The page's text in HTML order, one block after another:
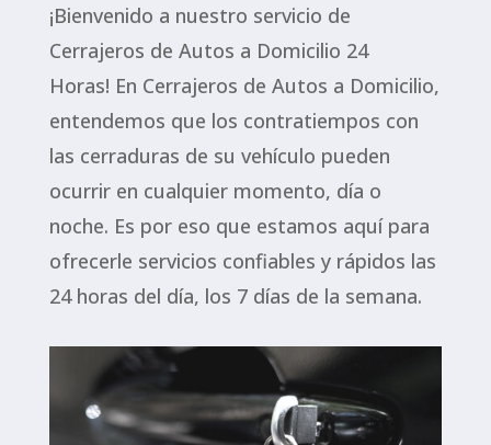
¡Bienvenido a nuestro servicio de
Cerrajeros de Autos a Domicilio 24
Horas! En Cerrajeros de Autos a Domicilio,
entendemos que los contratiempos con
las cerraduras de su vehículo pueden
ocurrir en cualquier momento, día o
noche. Es por eso que estamos aquí para
ofrecerle servicios confiables y rápidos las
24 horas del día, los 7 días de la semana.